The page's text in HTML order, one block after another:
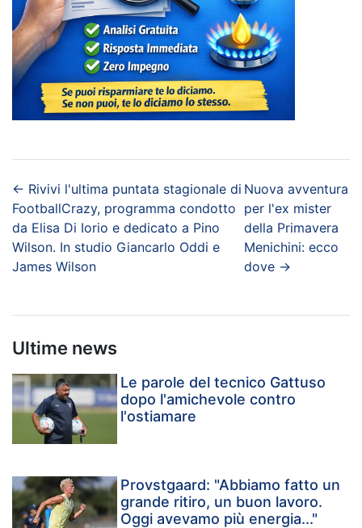
← Rivivi l'ultima puntata stagionale di
FootballCrazy, programma condotto
da Elisa Di Iorio e dedicato a Pino
Wilson. In studio Giancarlo Oddi e
James Wilson
Nuova avventura
per l'ex mister
della Primavera
Menichini: ecco
dove→
Ultime news
Le parole del tecnico Gattuso
dopo l'amichevole contro
l'ostiamare
Provstgaard: "Abbiamo fatto un
grande ritiro, un buon lavoro.
Oggi avevamo più energia..."